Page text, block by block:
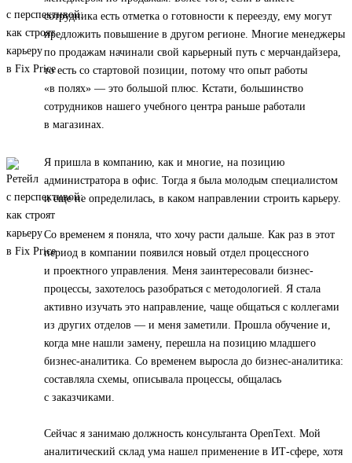
сотрудника есть отметка о готовности к переезду, ему могут
предложить повышение в другом регионе. Многие менеджеры
по продажам начинали свой карьерный путь с мерчандайзера,
то есть со стартовой позиции, потому что опыт работы
«в полях» — это большой плюс. Кстати, большинство
сотрудников нашего учебного центра раньше работали
в магазинах.
Я пришла в компанию, как и многие, на позицию
администратора в офис. Тогда я была молодым специалистом
и еще не определилась, в каком направлении строить карьеру.
Со временем я поняла, что хочу расти дальше. Как раз в этот
период в компании появился новый отдел процессного
и проектного управления. Меня заинтересовали бизнес-
процессы, захотелось разобраться с методологией. Я стала
активно изучать это направление, чаще общаться с коллегами
из других отделов — и меня заметили. Прошла обучение и,
когда мне нашли замену, перешла на позицию младшего
бизнес-аналитика. Со временем выросла до бизнес-аналитика:
составляла схемы, описывала процессы, общалась
с заказчиками.
Сейчас я занимаю должность консультанта OpenText. Мой
аналитический склад ума нашел применение в ИТ-сфере, хотя